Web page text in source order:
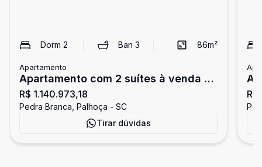
Dorm 2 Ban3 86m²
Apartamento
Apartamento com 2 suítes à venda na
Pedra Branca
R$ 1.140.973,18
Pedra Branca, Palhoça - SC
Tirar dúvidas